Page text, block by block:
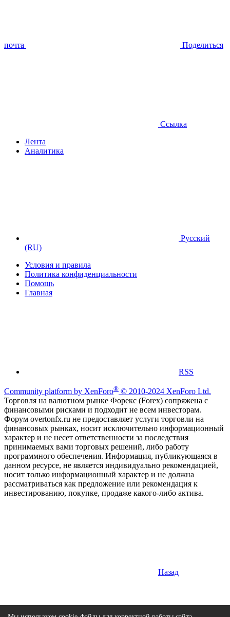
почта Поделиться
Ссылка
Лента
Аналитика
Русский
(RU)
Условия и правила
Политика конфиденциальности
Помощь
Главная
RSS
Community platform by XenForo® © 2010-2024 XenForo Ltd.
Торговля на валютном рынке Форекс (Forex) сопряжена с
финансовыми рисками и подходит не всем инвесторам.
Форум overtonfx.ru не предоставляет услуги торговли на
финансовых рынках, носит исключительно информационный
характер и не несет ответственности за последствия
принимаемых вами торговых решений, либо работу
программного обеспечения. Информация, публикующаяся в
данном ресурсе, не является индивидуально рекомендацией,
носит только информационный характер и не должна
рассматриваться как предложение или рекомендация к
инвестированию, покупке, продаже какого-либо актива.
Назад